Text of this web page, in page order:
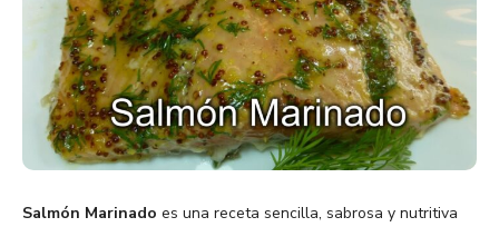
Salmón Marinado es una receta sencilla, sabrosa y nutritiva